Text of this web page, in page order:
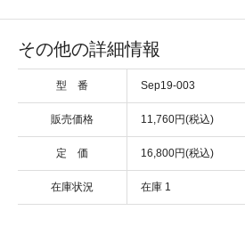
その他の詳細情報
型 番 Sep19-003
販売価格 11,760円(税込)
定 価 16,800円(税込)
在庫状況 在庫 1